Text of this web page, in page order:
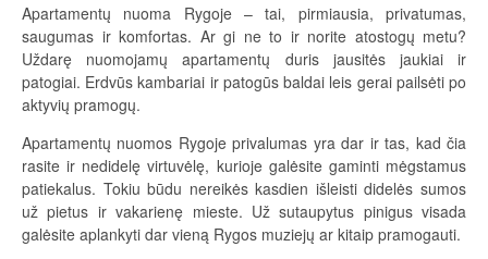
Apartamentų nuoma Rygoje – tai, pirmiausia, privatumas,
saugumas ir komfortas. Ar gi ne to ir norite atostogų metu?
Uždarę nuomojamų apartamentų duris jausitės jaukiai ir
patogiai. Erdvūs kambariai ir patogūs baldai leis gerai pailsėti po
aktyvių pramogų.
Apartamentų nuomos Rygoje privalumas yra dar ir tas, kad čia
rasite ir nedidelę virtuvėlę, kurioje galėsite gaminti mėgstamus
patiekalus. Tokiu būdu nereikės kasdien išleisti didelės sumos
už pietus ir vakarienę mieste. Už sutaupytus pinigus visada
galėsite aplankyti dar vieną Rygos muziejų ar kitaip pramogauti.